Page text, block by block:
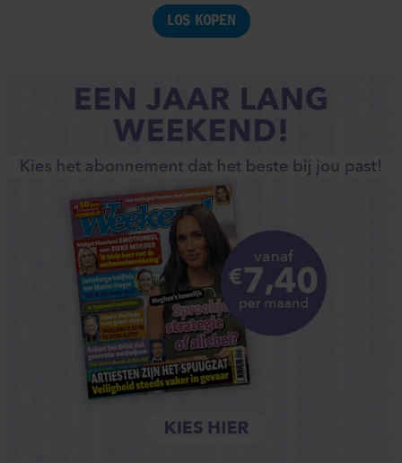
LOS KOPEN